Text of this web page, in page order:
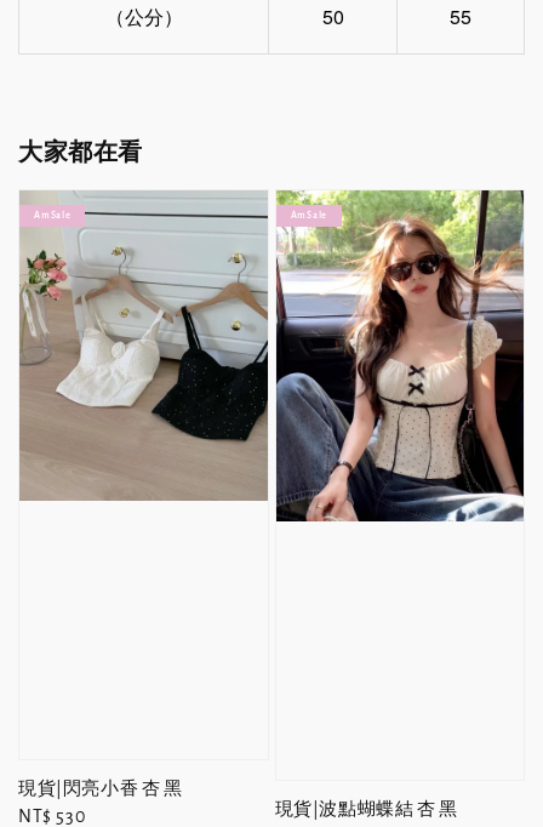
（公分） 50 55
大家都在看
Am Sale
現貨|閃亮小香 杏 黑
Regular
NT$ 530
Am Sale
現貨|波點蝴蝶結 杏 黑